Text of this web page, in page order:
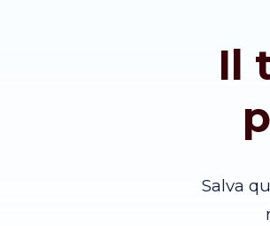
Il
Salva